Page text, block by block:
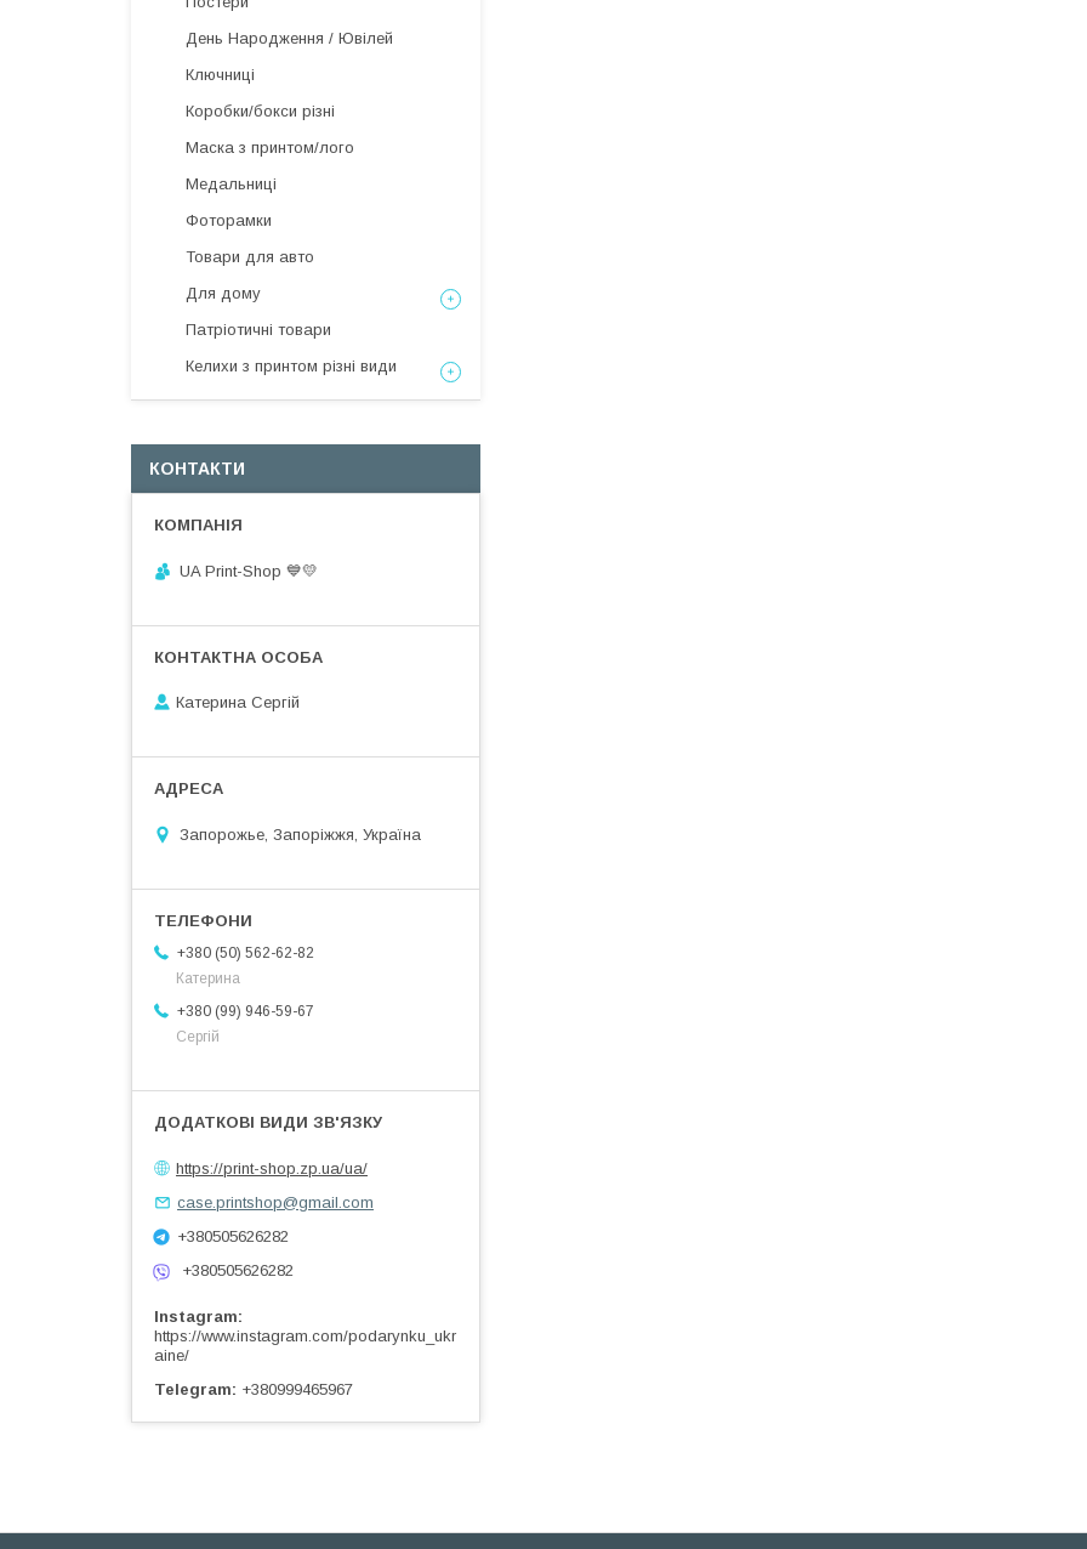
День Народження / Ювілей
Ключниці
Коробки/бокси різні
Маска з принтом/лого
Медальниці
Фоторамки
Товари для авто
Для дому
Патріотичні товари
Келихи з принтом різні види
КОНТАКТИ
UA Print-Shop ​💙💛
Катерина Сергій
Запорожье, Запоріжжя, Україна
+380 (50) 562-62-82
Катерина
+380 (99) 946-59-67
Сергій
https://print-shop.zp.ua/ua/
case.printshop@gmail.com
+380505626282
+380505626282
Instagram
https://www.instagram.com/podarynku_ukr
aine/
Telegram
+380999465967